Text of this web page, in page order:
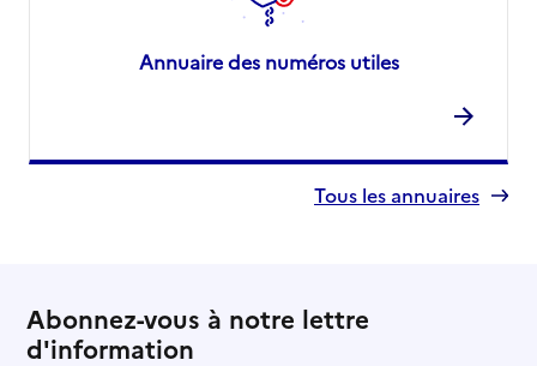
Annuaire des numéros utiles
Tous les annuaires
Abonnez-vous à notre lettre
d'information